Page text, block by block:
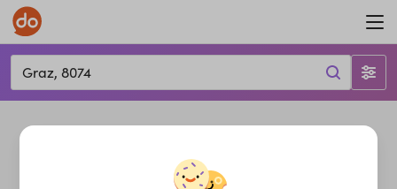
Graz, 8074